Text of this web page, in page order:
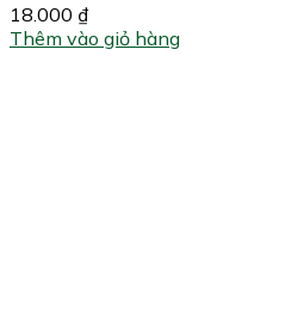
18.000 ₫
Thêm vào giỏ hàng